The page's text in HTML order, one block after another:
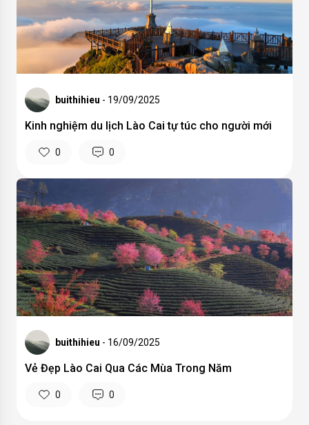
buithihieu - 19/09/2025
Kinh nghiệm du lịch Lào Cai tự túc cho người mới
0 0
buithihieu - 16/09/2025
Vẻ Đẹp Lào Cai Qua Các Mùa Trong Năm
0 0